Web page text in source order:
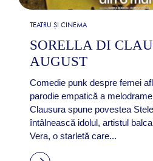
TEATRU ȘI CINEMA
SORELLA DI
AUGUST
Comedie punk despre femei
parodie empatică a
Clausura spune povestea
întâlnească idolul, artistul
Vera, o starletă care...